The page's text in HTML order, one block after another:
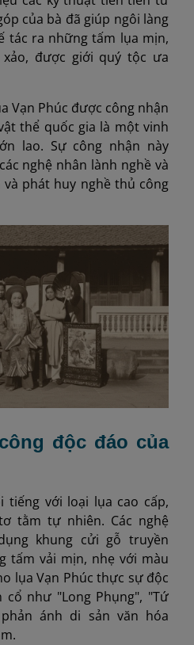
của bà đã giúp ngôi làng
tác ra những tấm lụa mịn,
được giới quý tộc ưa
Vạn Phúc được công nhận
thể quốc gia là một vinh
lao. Sự công nhận này
nghệ nhân lành nghề và
phát huy nghề thủ công
độc đáo của
tiếng với loại lụa cao cấp,
tằm tự nhiên. Các nghệ
khung cửi gỗ truyền
tấm vải mịn, nhẹ với màu
lụa Vạn Phúc thực sự độc
như "Long Phụng", "Tứ
ánh di sản văn hóa